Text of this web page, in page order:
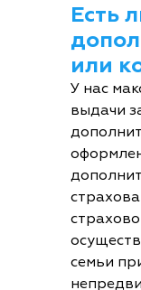
Есть
или
У нас
выдачи
семьи